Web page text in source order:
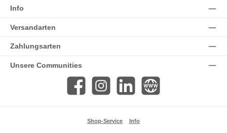
Info
Versandarten
Zahlungsarten
Unsere Communities
Facebook Instagram Website
Shop-Service Info